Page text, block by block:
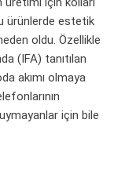
ürünlerde estetik
oldu. Özellikle
(IFA) tanıtılan
akımı olmaya
için bile